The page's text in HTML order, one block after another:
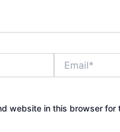
website in this browser for